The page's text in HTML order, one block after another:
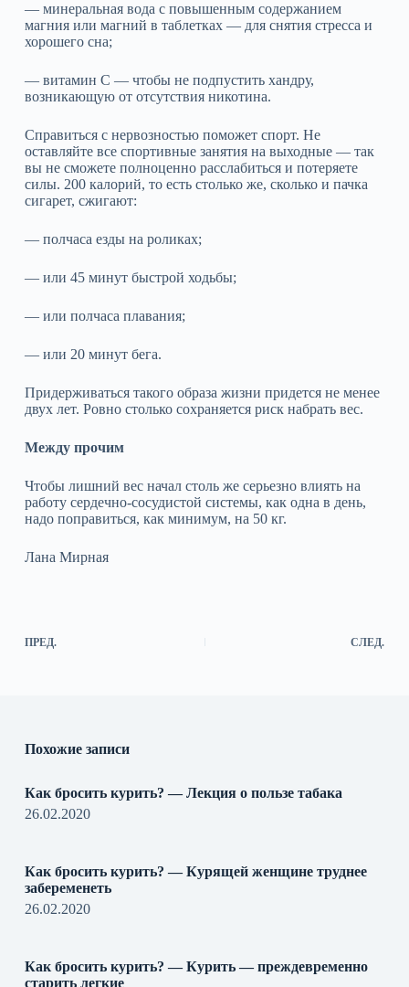
— минеральная вода с повышенным содержанием
магния или магний в таблетках — для снятия стресса и
хорошего сна;
— витамин С — чтобы не подпустить хандру,
возникающую от отсутствия никотина.
Справиться с нервозностью поможет спорт. Не
оставляйте все спортивные занятия на выходные — так
вы не сможете полноценно расслабиться и потеряете
силы. 200 калорий, то есть столько же, сколько и пачка
сигарет, сжигают:
— полчаса езды на роликах;
— или 45 минут быстрой ходьбы;
— или полчаса плавания;
— или 20 минут бега.
Придерживаться такого образа жизни придется не менее
двух лет. Ровно столько сохраняется риск набрать вес.
Между прочим
Чтобы лишний вес начал столь же серьезно влиять на
работу сердечно-сосудистой системы, как одна в день,
надо поправиться, как минимум, на 50 кг.
Лана Мирная
ПРЕД. СЛЕД.
Похожие записи
Как бросить курить? — Лекция о пользе табака
26.02.2020
Как бросить курить? — Курящей женщине труднее
забеременеть
26.02.2020
Как бросить курить? — Курить — преждевременно
старить легкие